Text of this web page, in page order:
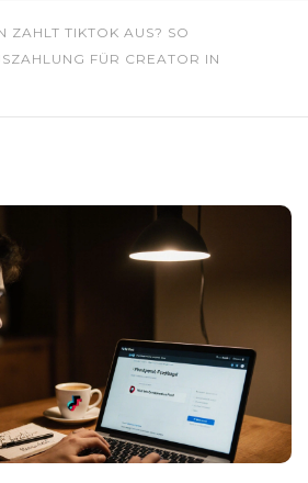
ZAHLT TIKTOK AUS? SO
FÜR CREATOR IN